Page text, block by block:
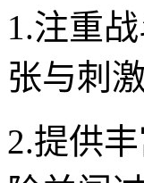
1.注重
张与刺
2.提供